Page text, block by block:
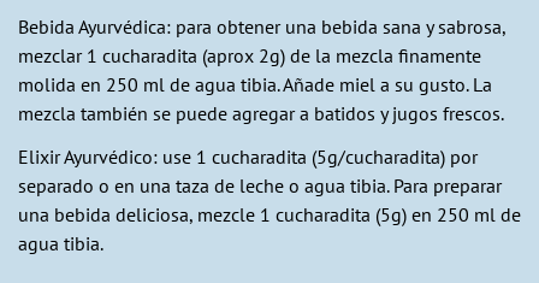
Bebida Ayurvédica: para obtener una bebida sana y sabrosa,
mezclar 1 cucharadita (aprox 2g) de la mezcla finamente
molida en 250 ml de agua tibia. Añade miel a su gusto. La
mezcla también se puede agregar a batidos y jugos frescos.
Elixir Ayurvédico: use 1 cucharadita (5g/cucharadita) por
separado o en una taza de leche o agua tibia. Para preparar
una bebida deliciosa, mezcle 1 cucharadita (5g) en 250 ml de
agua tibia.